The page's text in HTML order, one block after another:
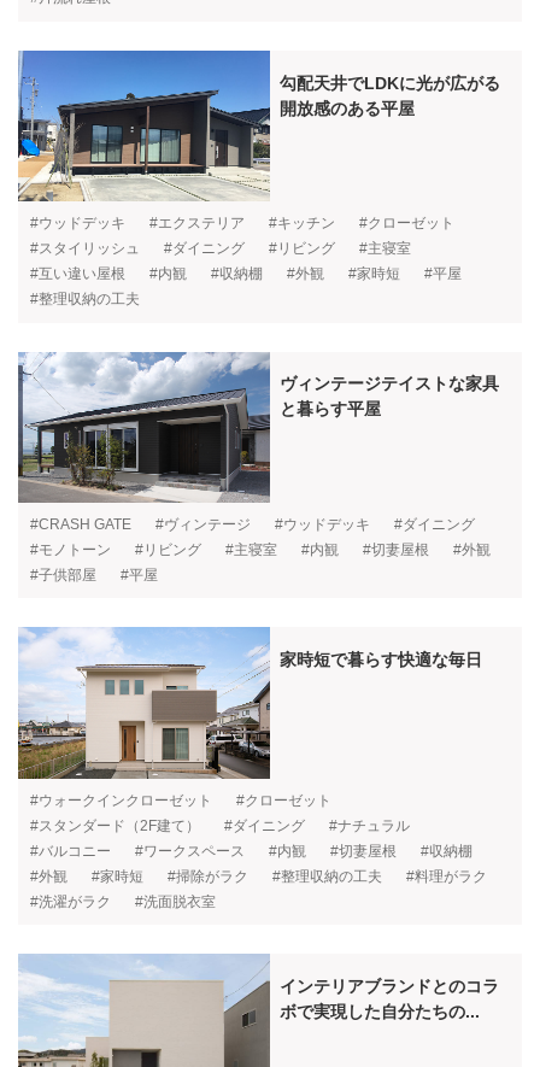
勾配天井でLDKに光が広がる
開放感のある平屋
#ウッドデッキ #エクステリア #キッチン
#クローゼット
#スタイリッシュ
#ダイニング #リビング
#主寝室
#互い違い屋根
#内観 #収納棚 #外観 #家時短
#平屋
#整理収納の工夫
ヴィンテージテイストな家具
と暮らす平屋
#CRASH GATE #ヴィンテージ #ウッドデッキ
#ダイニング
#モノトーン
#リビング #主寝室 #内観 #切妻屋根
#外観
#子供部屋
#平屋
家時短で暮らす快適な毎日
#ウォークインクローゼット
#クローゼット
#スタンダード（2F建て）
#ダイニング
#ナチュラル
#バルコニー
#ワークスペース #内観 #切妻屋根
#収納棚
#外観
#家時短 #掃除がラク #整理収納の工夫
#料理がラク
#洗濯がラク
#洗面脱衣室
インテリアブランドとのコラ
ボで実現した自分たちの...